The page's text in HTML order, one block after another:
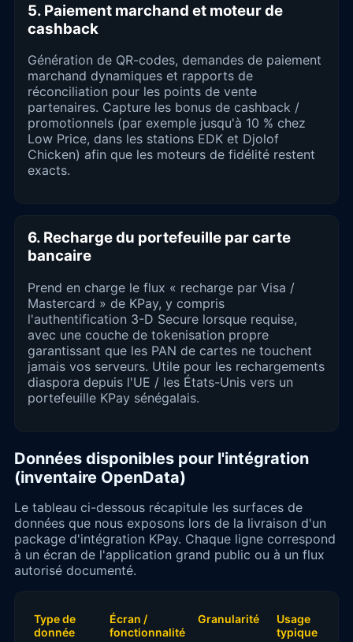
5. Paiement marchand et moteur de
cashback
Génération de QR-codes, demandes de paiement
marchand dynamiques et rapports de
réconciliation pour les points de vente
partenaires. Capture les bonus de cashback /
promotionnels (par exemple jusqu'à 10 % chez
Low Price, dans les stations EDK et Djolof
Chicken) afin que les moteurs de fidélité restent
exacts.
6. Recharge du portefeuille par carte
bancaire
Prend en charge le flux « recharge par Visa /
Mastercard » de KPay, y compris
l'authentification 3-D Secure lorsque requise,
avec une couche de tokenisation propre
garantissant que les PAN de cartes ne touchent
jamais vos serveurs. Utile pour les rechargements
diaspora depuis l'UE / les États-Unis vers un
portefeuille KPay sénégalais.
Données disponibles pour l'intégration
(inventaire OpenData)
Le tableau ci-dessous récapitule les surfaces de
données que nous exposons lors de la livraison d'un
package d'intégration KPay. Chaque ligne correspond
à un écran de l'application grand public ou à un flux
autorisé documenté.
Type de
donnée
Écran /
fonctionnalité
Granularité
Usage
typique